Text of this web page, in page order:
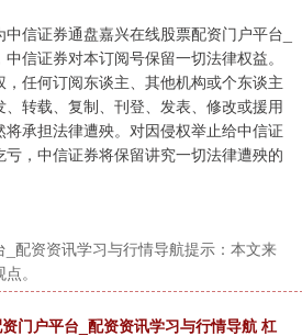
信证券通盘嘉兴在线股票配资门户平台_
信证券对本订阅号保留一切法律权益。
任何订阅东谈主、其他机构或个东谈主
转载、复制、刊登、发表、修改或援用
承担法律遭殃。对因侵权举止给中信证
，中信证券将保留讲究一切法律遭殃的
配资资讯学习与行情导航提示：本文来
。
门户平台_配资资讯学习与行情导航 杠